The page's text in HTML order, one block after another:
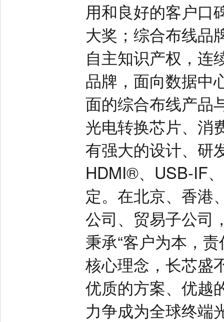
用和良好的客户口
大奖；综合布线品
自主知识产权，连
品牌，面向数据中
面的综合布线产品
光电转换芯片、消
有强大的设计、研
HDMI®、USB-IF
定。在北京、香港
公司、贸易子公司
秉承“客户为本，
核心理念，长芯盛
优质的方案、优越
力争成为全球终端